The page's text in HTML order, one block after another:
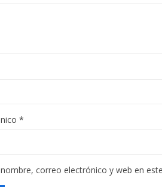
*
correo electrónico y web en